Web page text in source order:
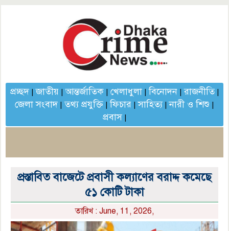
প্রচ্ছদ|জাতীয়|আন্তর্জাতিক| খেলাধুলা|বিনোদন|রাজনীতি|
জেলা সংবাদ|তথ্য প্রযুক্তি |ফিচার |সাহিত্য|নারী ও শিশু |
প্রবাস|
প্রস্তাবিত বাজেটে প্রবাসী কল্যাণের বরাদ্দ কমেছে
৫১ কোটি টাকা
তারিখ : June, 11, 2026,